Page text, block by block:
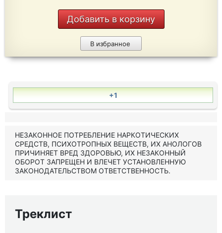
Добавить в корзину
В избранное
+1
НЕЗАКОННОЕ ПОТРЕБЛЕНИЕ НАРКОТИЧЕСКИХ
СРЕДСТВ, ПСИХОТРОПНЫХ ВЕЩЕСТВ, ИХ АНОЛОГОВ
ПРИЧИНЯЕТ ВРЕД ЗДОРОВЬЮ, ИХ НЕЗАКОННЫЙ
ОБОРОТ ЗАПРЕЩЕН И ВЛЕЧЕТ УСТАНОВЛЕННУЮ
ЗАКОНОДАТЕЛЬСТВОМ ОТВЕТСТВЕННОСТЬ.
Треклист